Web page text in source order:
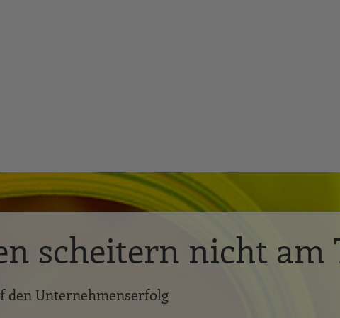
scheitern nicht am
den Unternehmenserfolg